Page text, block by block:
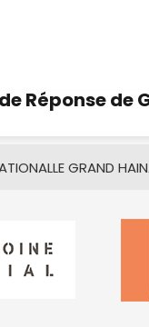
Réponse
LE GRAND